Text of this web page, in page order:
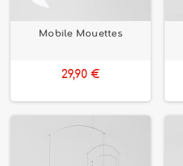
Mobile Mouettes
29,90 €